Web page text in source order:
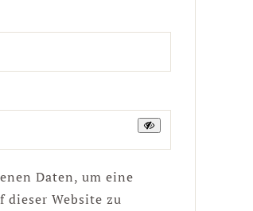
Daten, um eine
dieser Website zu